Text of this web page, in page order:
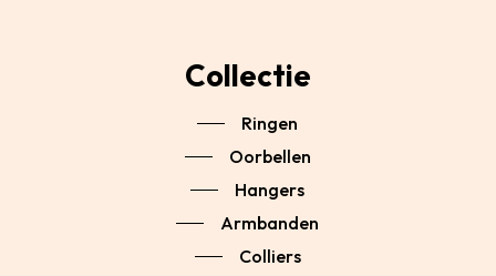
Collectie
Ringen
Oorbellen
Hangers
Armbanden
Colliers